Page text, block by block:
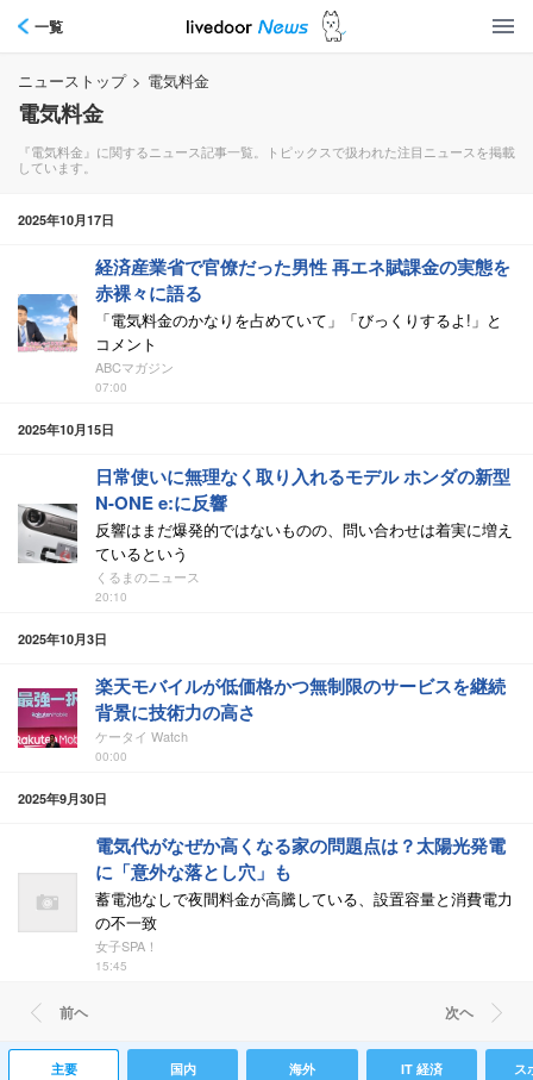
一覧
ニューストップ > 電気料金
電気料金
『電気料金』に関するニュース記事一覧。トピックスで扱われた注目ニュースを掲載
しています。
2025年10月17日
経済産業省で官僚だった男性 再エネ賦課金の実態を
赤裸々に語る
「電気料金のかなりを占めていて」「びっくりするよ!」と
コメント
ABCマガジン
07:00
2025年10月15日
日常使いに無理なく取り入れるモデル ホンダの新型
N-ONE e:に反響
反響はまだ爆発的ではないものの、問い合わせは着実に増え
ているという
くるまのニュース
20:10
2025年10月3日
楽天モバイルが低価格かつ無制限のサービスを継続
背景に技術力の高さ
ケータイ Watch
00:00
2025年9月30日
電気代がなぜか高くなる家の問題点は？太陽光発電
に「意外な落とし穴」も
蓄電池なしで夜間料金が高騰している、設置容量と消費電力
の不一致
女子SPA！
15:45
前ヘ 次ヘ
主要 国内 海外 IT 経済 ス